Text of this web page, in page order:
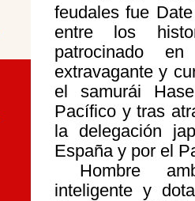
feudales fue
entre los
patrocinado
extravagante y
el samurái
Pacífico y tras
la delegación
España y por el
Hombre
inteligente y